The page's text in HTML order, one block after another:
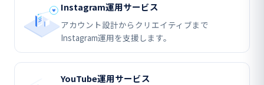
Instagram運用サービス
アカウント設計からクリエイティブまで
Instagram運用を支援します。
YouTube運用サービス